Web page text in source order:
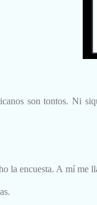
son tontos. Ni
la encuesta. A mí me